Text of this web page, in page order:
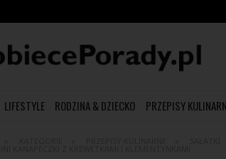
LIFESTYLE RODZINA & DZIECKO PRZEPISY